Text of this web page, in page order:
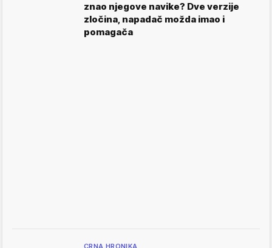
znao njegove navike? Dve verzije
zločina, napadač možda imao i
pomagača
CRNA HRONIKA